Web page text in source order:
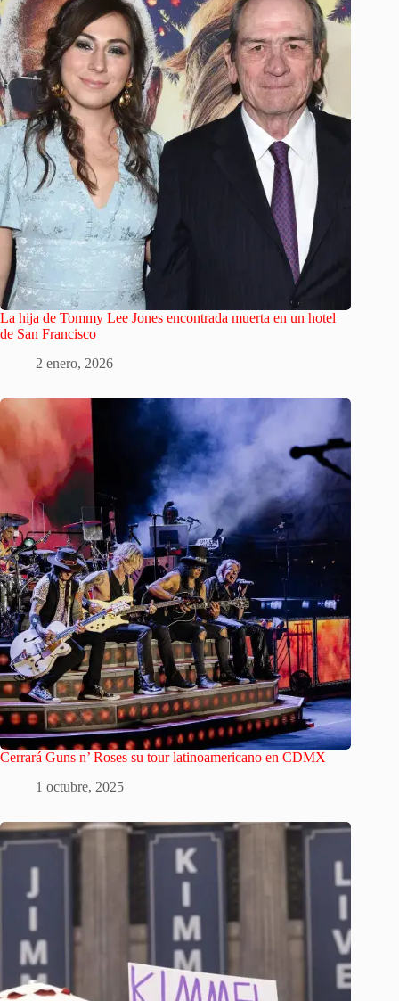
La hija de Tommy Lee Jones encontrada muerta en un hotel
de San Francisco
2 enero, 2026
Cerrará Guns n’ Roses su tour latinoamericano en CDMX
1 octubre, 2025